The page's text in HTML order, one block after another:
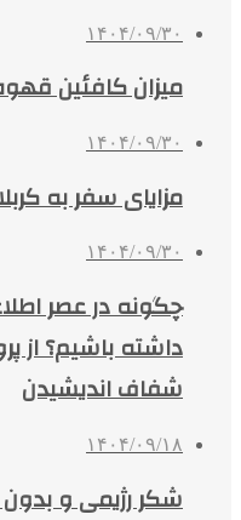
۱۴۰۴/۰۹/۳۰
میزان کافئین
۱۴۰۴/۰۹/۳۰
مزایای سفر به
۱۴۰۴/۰۹/۳۰
چگونه در عصر
داشته باشیم؟ از
شفاف اندیشیدن
۱۴۰۴/۰۹/۱۸
شکر رژیمی و